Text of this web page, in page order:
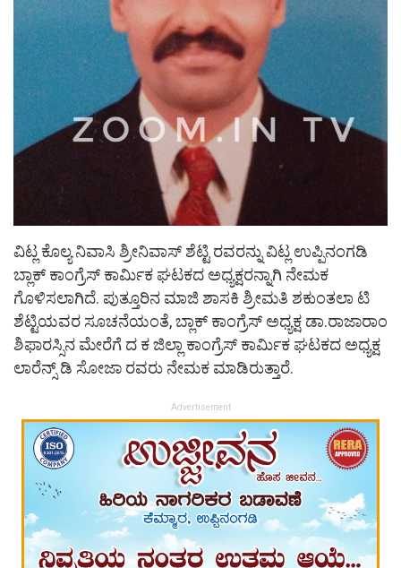
ವಿಟ್ಲ ಕೊಲ್ಯ ನಿವಾಸಿ ಶ್ರೀನಿವಾಸ್ ಶೆಟ್ಟಿ ರವರನ್ನು ವಿಟ್ಲ ಉಪ್ಪಿನಂಗಡಿ
ಬ್ಲಾಕ್ ಕಾಂಗ್ರೆಸ್ ಕಾರ್ಮಿಕ ಘಟಕದ ಅಧ್ಯಕ್ಷರನ್ನಾಗಿ ನೇಮಕ
ಗೊಳಿಸಲಾಗಿದೆ. ಪುತ್ತೂರಿನ ಮಾಜಿ ಶಾಸಕಿ ಶ್ರೀಮತಿ ಶಕುಂತಲಾ ಟಿ
ಶೆಟ್ಟಿಯವರ ಸೂಚನೆಯಂತೆ, ಬ್ಲಾಕ್ ಕಾಂಗ್ರೆಸ್ ಅಧ್ಯಕ್ಷ ಡಾ.ರಾಜಾರಾಂ
ಶಿಫಾರಸ್ಸಿನ ಮೇರೆಗೆ ದ ಕ ಜಿಲ್ಲಾ ಕಾಂಗ್ರೆಸ್ ಕಾರ್ಮಿಕ ಘಟಕದ ಅಧ್ಯಕ್ಷ
ಲಾರೆನ್ಸ್ ಡಿ ಸೋಜಾ ರವರು ನೇಮಕ ಮಾಡಿರುತ್ತಾರೆ.
Advertisement